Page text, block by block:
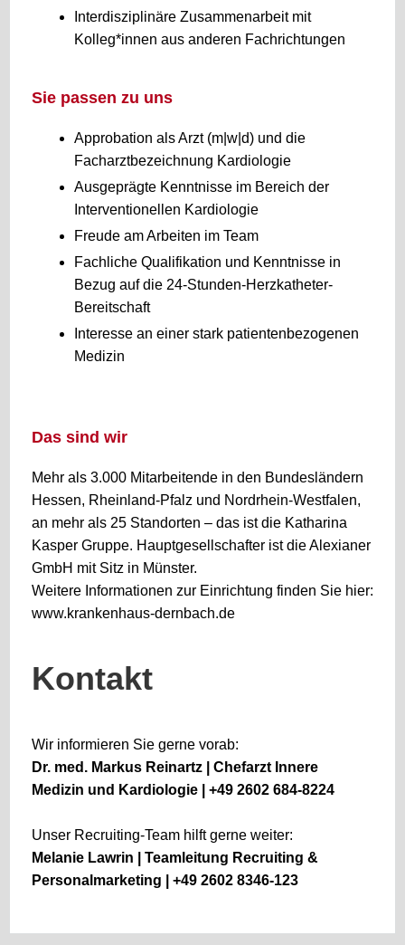
Interdisziplinäre Zusammenarbeit mit
Kolleg*innen aus anderen Fachrichtungen
Sie passen zu uns
Approbation als Arzt (m|w|d) und die
Facharztbezeichnung Kardiologie
Ausgeprägte Kenntnisse im Bereich der
Interventionellen Kardiologie
Freude am Arbeiten im Team
Fachliche Qualifikation und Kenntnisse in
Bezug auf die 24-Stunden-Herzkatheter-
Bereitschaft
Interesse an einer stark patientenbezogenen
Medizin
Das sind wir
Mehr als 3.000 Mitarbeitende in den Bundesländern
Hessen, Rheinland-Pfalz und Nordrhein-Westfalen,
an mehr als 25 Standorten – das ist die Katharina
Kasper Gruppe. Hauptgesellschafter ist die Alexianer
GmbH mit Sitz in Münster.
Weitere Informationen zur Einrichtung finden Sie hier:
www.krankenhaus-dernbach.de
Kontakt
Wir informieren Sie gerne vorab:
Dr. med. Markus Reinartz | Chefarzt Innere
Medizin und Kardiologie | +49 2602 684-8224
Unser Recruiting-Team hilft gerne weiter:
Melanie Lawrin | Teamleitung Recruiting &
Personalmarketing | +49 2602 8346-123